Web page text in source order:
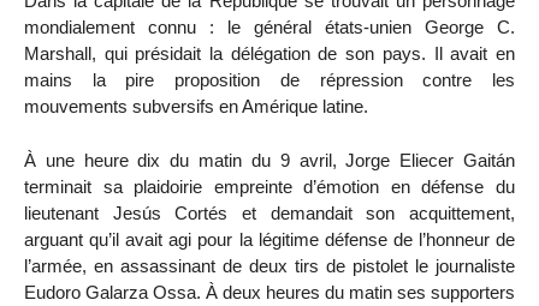
mondialement connu : le général états-unien George C.
Marshall, qui présidait la délégation de son pays. Il avait en
mains la pire proposition de répression contre les
mouvements subversifs en Amérique latine.
À une heure dix du matin du 9 avril, Jorge Eliecer Gaitán
terminait sa plaidoirie empreinte d’émotion en défense du
lieutenant Jesús Cortés et demandait son acquittement,
arguant qu’il avait agi pour la légitime défense de l’honneur de
l’armée, en assassinant de deux tirs de pistolet le journaliste
Eudoro Galarza Ossa. À deux heures du matin ses supporters